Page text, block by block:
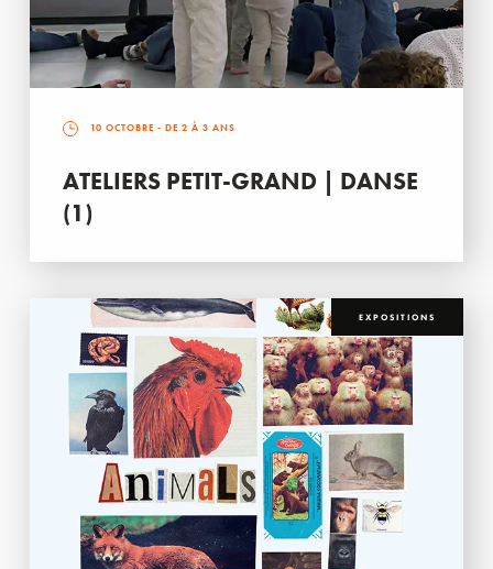
10 OCTOBRE - DE 2 À 3 ANS
ATELIERS PETIT-GRAND | DANSE
(1)
EXPOSITIONS